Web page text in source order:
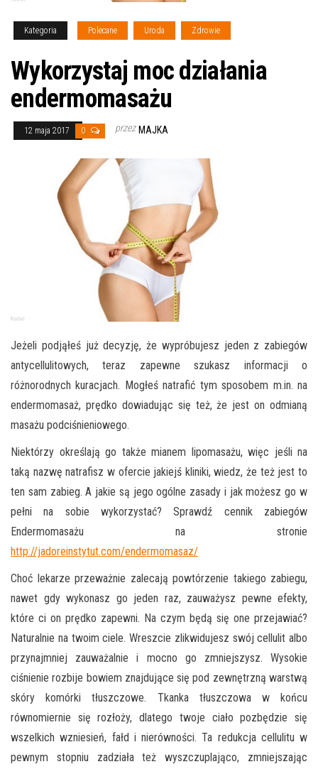
Kategoria Polecane Uroda Zdrowie
Wykorzystaj moc działania
endermomasażu
12 maja 2017 0 przez MAJKA
Jeżeli podjąłeś już decyzję, że wypróbujesz jeden z zabiegów
antycellulitowych, teraz zapewne szukasz informacji o
różnorodnych kuracjach. Mogłeś natrafić tym sposobem m.in. na
endermomasaż, prędko dowiadując się też, że jest on odmianą
masażu podciśnieniowego.
Niektórzy określają go także mianem lipomasażu, więc jeśli na
taką nazwę natrafisz w ofercie jakiejś kliniki, wiedz, że też jest to
ten sam zabieg. A jakie są jego ogólne zasady i jak możesz go w
pełni na sobie wykorzystać? Sprawdź cennik zabiegów
Endermomasażu na stronie
http://jadoreinstytut.com/endermomasaz/
Choć lekarze przeważnie zalecają powtórzenie takiego zabiegu,
nawet gdy wykonasz go jeden raz, zauważysz pewne efekty,
które ci on prędko zapewni. Na czym będą się one przejawiać?
Naturalnie na twoim ciele. Wreszcie zlikwidujesz swój cellulit albo
przynajmniej zauważalnie i mocno go zmniejszysz. Wysokie
ciśnienie rozbije bowiem znajdujące się pod zewnętrzną warstwą
skóry komórki tłuszczowe. Tkanka tłuszczowa w końcu
równomiernie się rozłoży, dlatego twoje ciało pozbędzie się
wszelkich wzniesień, fałd i nierówności. Ta redukcja cellulitu w
pewnym stopniu zadziała też wyszczuplająco, zmniejszając